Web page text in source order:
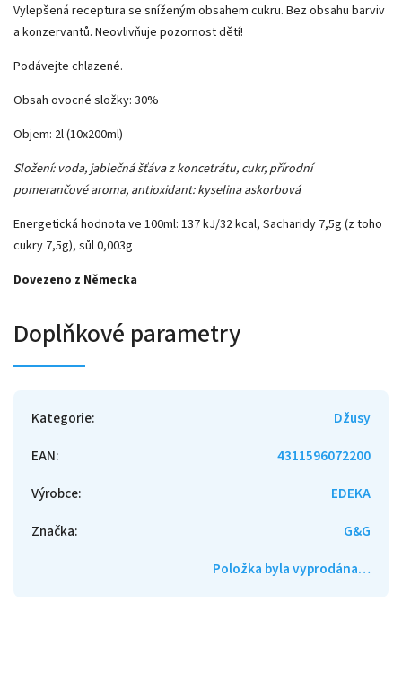
Vylepšená receptura se sníženým obsahem cukru. Bez obsahu barviv
a konzervantů. Neovlivňuje pozornost dětí!
Podávejte chlazené.
Obsah ovocné složky: 30%
Objem: 2l (10x200ml)
Složení: voda, jablečná šťáva z koncetrátu, cukr, přírodní
pomerančové aroma, antioxidant: kyselina askorbová
Energetická hodnota ve 100ml: 137 kJ/32 kcal, Sacharidy 7,5g (z toho
cukry 7,5g), sůl 0,003g
Dovezeno z Německa
Doplňkové parametry
Kategorie:
Džusy
EAN:
4311596072200
Výrobce:
EDEKA
Značka:
G&G
Položka byla vyprodána…